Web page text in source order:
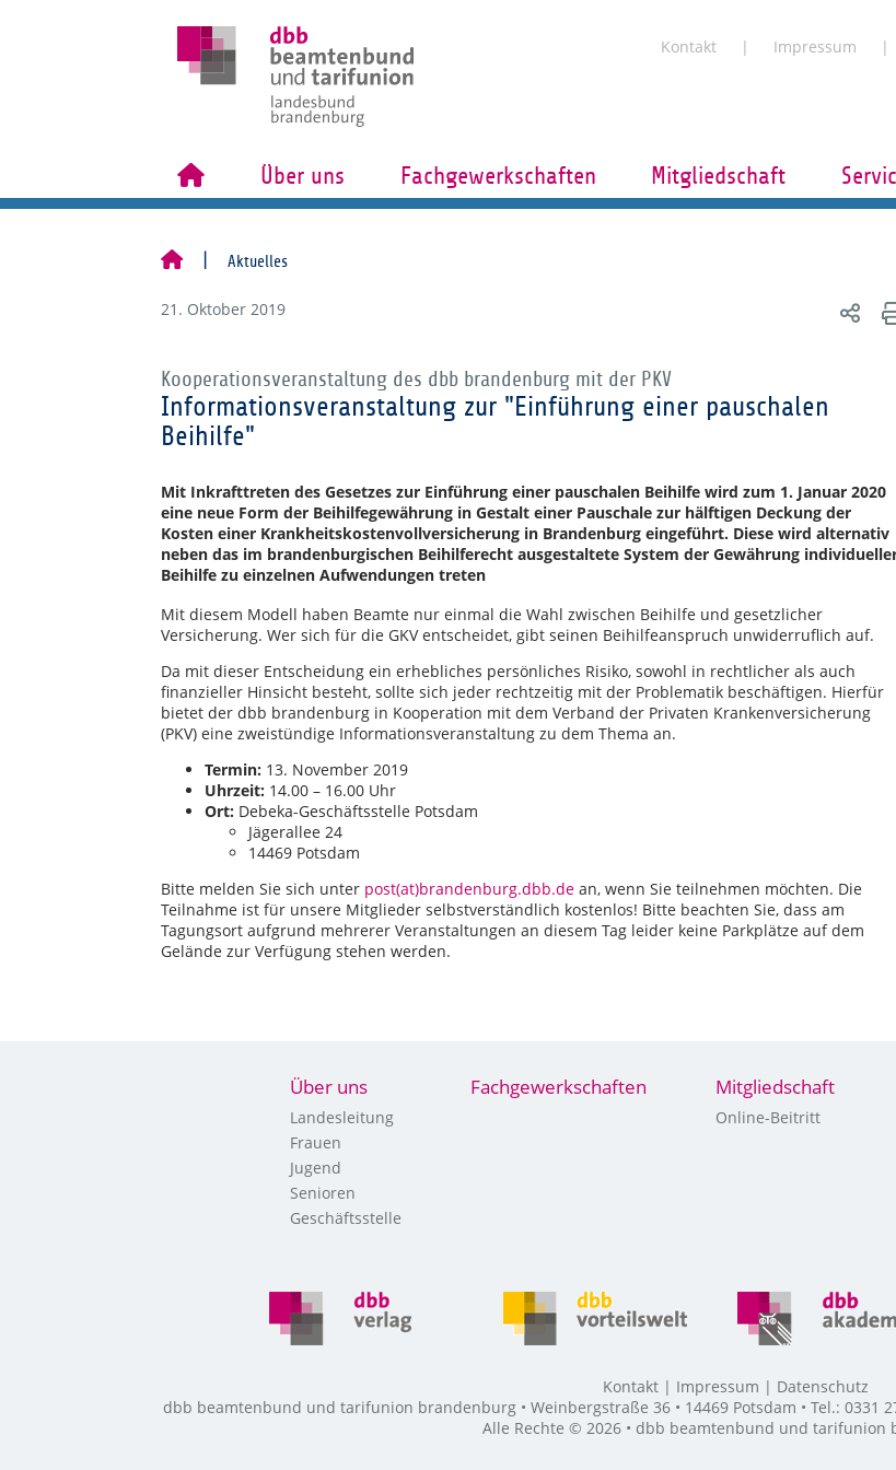
Kontakt Impressum
Über uns Fachgewerkschaften Mitgliedschaft
Aktuelles
21. Oktober 2019
Kooperationsveranstaltung des dbb brandenburg mit der PKV
Informationsveranstaltung zur "Einführung einer pauschalen
Beihilfe"
Mit Inkrafttreten des Gesetzes zur Einführung einer pauschalen Beihilfe wird zum 1. Januar 2020
eine neue Form der Beihilfegewährung in Gestalt einer Pauschale zur hälftigen Deckung der
Kosten einer Krankheitskostenvollversicherung in Brandenburg eingeführt. Diese wird alternativ
neben das im brandenburgischen Beihilferecht ausgestaltete System der Gewährung
Beihilfe zu einzelnen Aufwendungen treten
Mit diesem Modell haben Beamte nur einmal die Wahl zwischen Beihilfe und gesetzlicher
Versicherung. Wer sich für die GKV entscheidet, gibt seinen Beihilfeanspruch unwiderruflich auf.
Da mit dieser Entscheidung ein erhebliches persönliches Risiko, sowohl in rechtlicher als auch
finanzieller Hinsicht besteht, sollte sich jeder rechtzeitig mit der Problematik beschäftigen. Hierfür
bietet der dbb brandenburg in Kooperation mit dem Verband der Privaten Krankenversicherung
(PKV) eine zweistündige Informationsveranstaltung zu dem Thema an.
Termin: 13. November 2019
Uhrzeit: 14.00 – 16.00 Uhr
Ort: Debeka-Geschäftsstelle Potsdam
Jägerallee 24
14469 Potsdam
Bitte melden Sie sich unter post(at)brandenburg.dbb.de an, wenn Sie teilnehmen möchten. Die
Teilnahme ist für unsere Mitglieder selbstverständlich kostenlos! Bitte beachten Sie, dass am
Tagungsort aufgrund mehrerer Veranstaltungen an diesem Tag leider keine Parkplätze auf dem
Gelände zur Verfügung stehen werden.
Über uns
Landesleitung
Frauen
Jugend
Senioren
Geschäftsstelle
Fachgewerkschaften Mitgliedschaft
Online-Beitritt
Kontakt Impressum
Datenschutz
dbb beamtenbund und tarifunion brandenburg • Weinbergstraße 36 • 14469 Potsdam • Tel.: 0331
Alle Rechte © 2026 • dbb beamtenbund und tarifunion